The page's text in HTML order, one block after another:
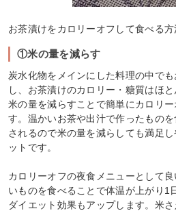
お茶漬けをカロリーオフして食べる方
①米の量を減らす
炭水化物をメインにした料理の中で
し、お茶漬けのカロリー・糖質はほ
米の量を減らすことで簡単にカロリ
す。温かいお茶や出汁で作ったもの
されるので米の量を減らしても満足
ットです。
カロリーオフの夜食メニューとして
いものを食べることで体温が上がり1
ダイエット効果もアップします。米